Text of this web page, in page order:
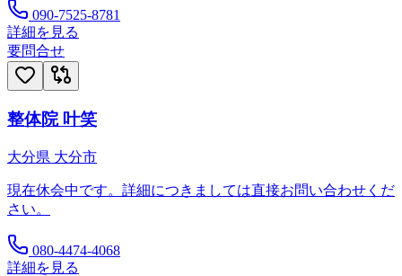
090-7525-8781
詳細を見る
要問合せ
整体院 叶笑
大分県 大分市
現在休会中です。詳細につきましては直接お問い合わせくだ
さい。
080-4474-4068
詳細を見る